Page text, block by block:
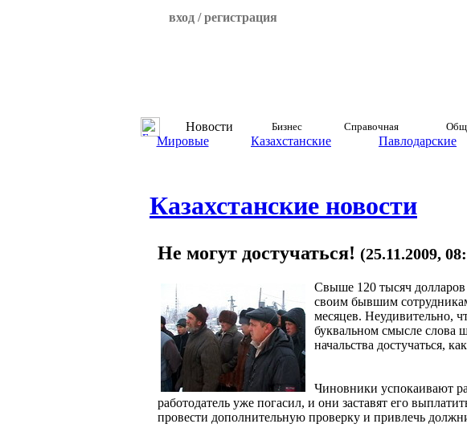
вход / регистрация
Новости Бизнес Справочная
Мировые Казахстанские Павлодарские
Казахстанские новости
Не могут достучаться! (25.11.2009,
Свыше 120 тысяч долларов
своим бывшим
месяцев. Неудивительно,
буквальном смысле слова
начальства достучаться,
Чиновники успокаивают
работодатель уже погасил, и они заставят его
провести дополнительную проверку и привлечь